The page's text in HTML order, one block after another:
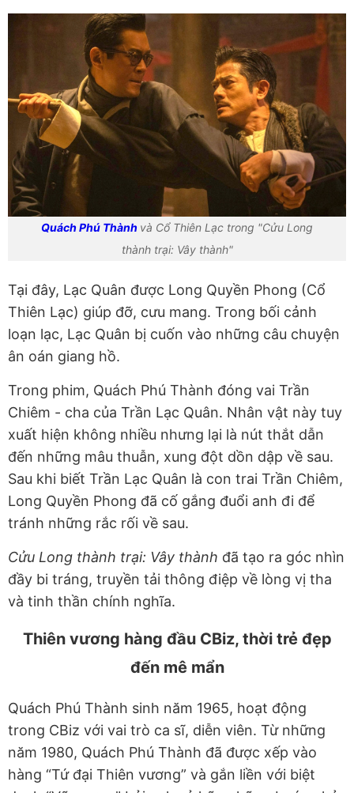
Quách Phú Thành và Cổ Thiên Lạc trong "Cửu Long
thành trại: Vây thành"
Tại đây, Lạc Quân được Long Quyền Phong (Cổ
Thiên Lạc) giúp đỡ, cưu mang. Trong bối cảnh
loạn lạc, Lạc Quân bị cuốn vào những câu chuyện
ân oán giang hồ.
Trong phim, Quách Phú Thành đóng vai Trần
Chiêm - cha của Trần Lạc Quân. Nhân vật này tuy
xuất hiện không nhiều nhưng lại là nút thắt dẫn
đến những mâu thuẫn, xung đột dồn dập về sau.
Sau khi biết Trần Lạc Quân là con trai Trần Chiêm,
Long Quyền Phong đã cố gắng đuổi anh đi để
tránh những rắc rối về sau.
Cửu Long thành trại: Vây thành đã tạo ra góc nhìn
đầy bi tráng, truyền tải thông điệp về lòng vị tha
và tinh thần chính nghĩa.
Thiên vương hàng đầu CBiz, thời trẻ đẹp
đến mê mẩn
Quách Phú Thành sinh năm 1965, hoạt động
trong CBiz với vai trò ca sĩ, diễn viên. Từ những
năm 1980, Quách Phú Thành đã được xếp vào
hàng “Tứ đại Thiên vương” và gắn liền với biệt